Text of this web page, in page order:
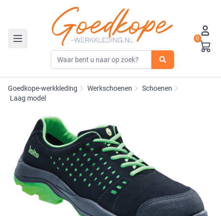
Toggle navigation
0
Goedkope-werkkleding Werkschoenen
Schoenen
Laag model